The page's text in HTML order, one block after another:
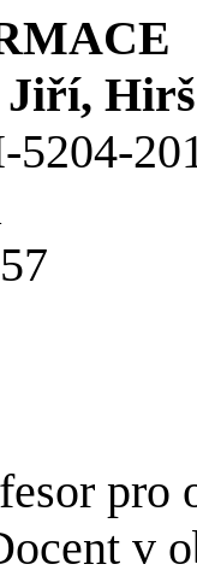
Jiří, Hirš
5204-
pro
obor